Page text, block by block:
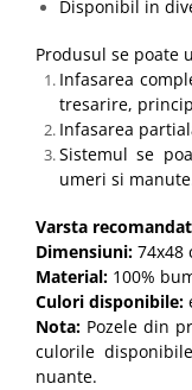
Disponibil in
Produsul se poate
Infasarea
tresarire,
Infasarea
Sistemul se
umeri si
Varsta
Dimensiuni: 74x48
Material: 100%
Culori disponibile:
Nota: Pozele din
culorile
nuante.